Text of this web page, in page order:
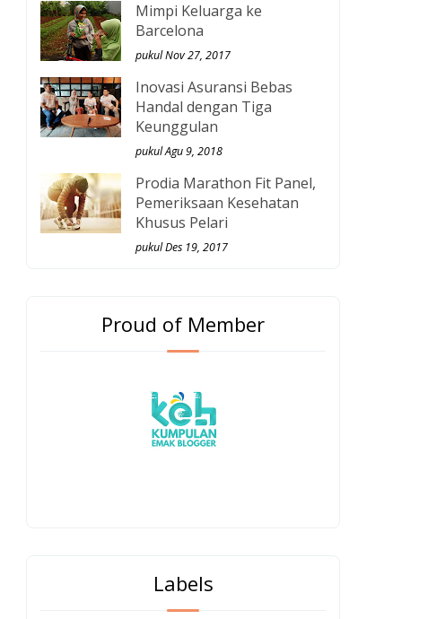
Mimpi Keluarga ke
Barcelona
pukul Nov 27, 2017
Inovasi Asuransi Bebas
Handal dengan Tiga
Keunggulan
pukul Agu 9, 2018
Prodia Marathon Fit Panel,
Pemeriksaan Kesehatan
Khusus Pelari
pukul Des 19, 2017
Proud of Member
Labels